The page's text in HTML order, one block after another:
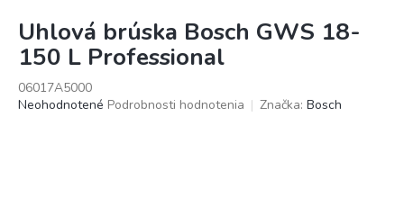
Uhlová brúska Bosch GWS 18-
150 L Professional
06017A5000
Priemerné
Neohodnotené Podrobnosti hodnotenia Značka: Bosch